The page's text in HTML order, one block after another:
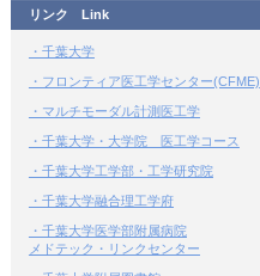
リンク Link
・千葉大学
・フロンティア医工学センター(CFME)
・マルチモーダル計測医工学
・千葉大学・大学院 医工学コース
・千葉大学工学部・工学研究院
・千葉大学融合理工学府
・千葉大学医学部附属病院
メドテック・リンクセンター